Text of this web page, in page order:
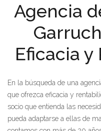
Agencia
Eficacia
En la búsqueda de una
que ofrezca eficacia y
socio que entienda las
pueda adaptarse a ellas de